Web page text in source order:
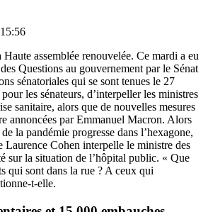
assemblée renouvelée. Ce mardi a eu
Questions au gouvernement par le Sénat
sénatoriales qui se sont tenues le 27
les sénateurs, d’interpeller les ministres
sanitaire, alors que de nouvelles mesures
annoncées par Emmanuel Macron. Alors
la pandémie progresse dans l’hexagone,
Laurence Cohen interpelle le ministre des
sur la situation de l’hôpital public. « Que
qui sont dans la rue ? A ceux qui
t-elle.